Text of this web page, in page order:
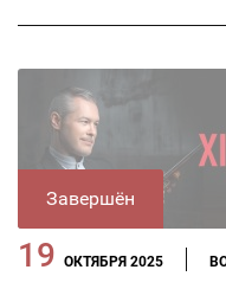
Завершён
19 ОКТЯБРЯ 2025